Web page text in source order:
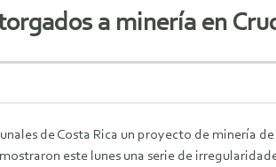
a minería en
de Costa Rica un proyecto de minería
este lunes una serie de